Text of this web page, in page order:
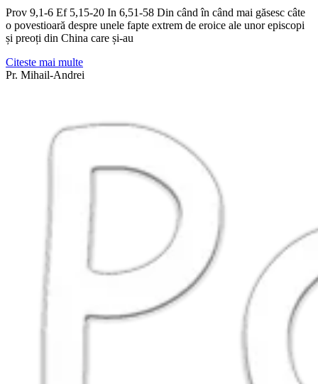
Prov 9,1-6 Ef 5,15-20 In 6,51-58 Din când în când mai găsesc câte
o povestioară despre unele fapte extrem de eroice ale unor episcopi
și preoți din China care și-au
Citeste mai multe
Pr. Mihail-Andrei